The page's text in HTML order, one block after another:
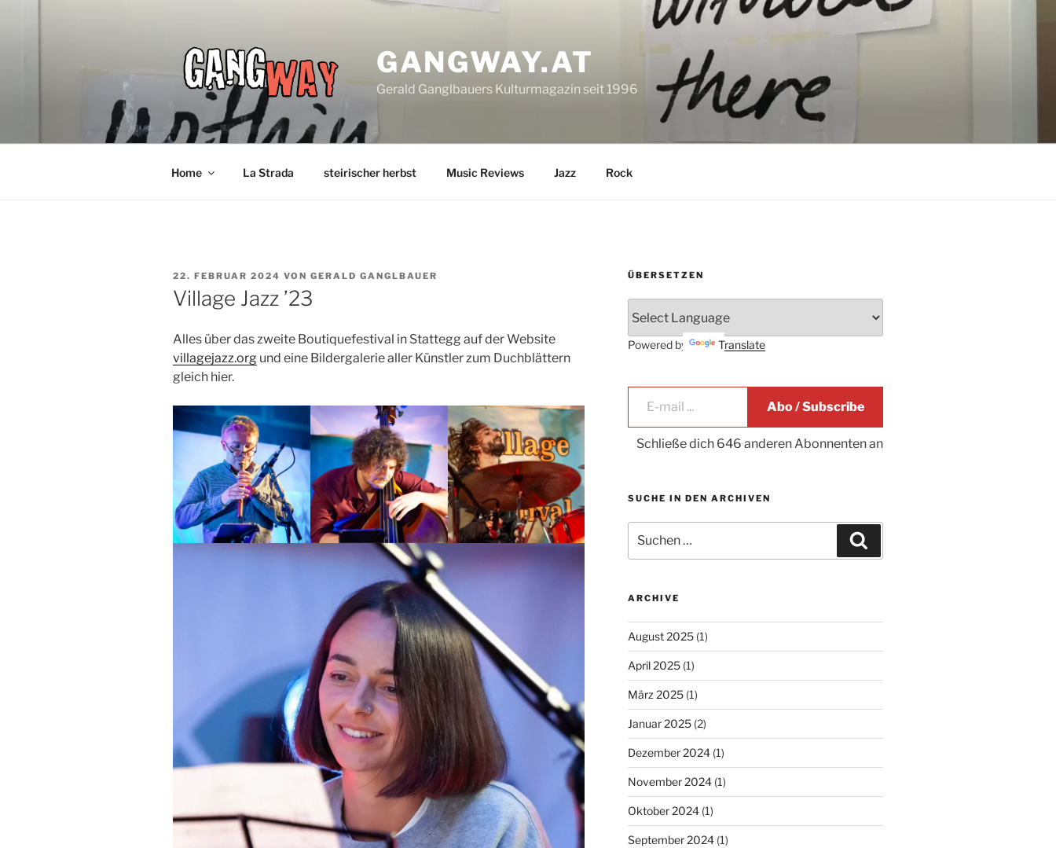
GANGWAY.AT
Gerald Ganglbauers Kulturmagazin seit 1996
Home La Strada steirischer herbst Music Reviews Jazz Rock
VERÖFFENTLICHT
AM
22. FEBRUAR 2024 VON GERALD GANGLBAUER
Village Jazz ’23
Alles über das zweite Boutiquefestival in Stattegg auf der Website
villagejazz.org und eine Bildergalerie aller Künstler zum Duchblättern
gleich hier.
ÜBERSETZEN
Powered by Translate
E-mail ...
Abo / Subscribe
Schließe dich 646 anderen Abonnenten an
SUCHE IN DEN ARCHIVEN
nach:
ARCHIVE
August 2025(1)
April 2025(1)
März 2025(1)
Januar 2025(2)
Dezember 2024(1)
November 2024(1)
Oktober 2024(1)
September 2024(1)